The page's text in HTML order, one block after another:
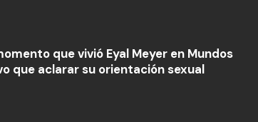
que vivió Eyal Meyer en Mundos
que aclarar su orientación sexual